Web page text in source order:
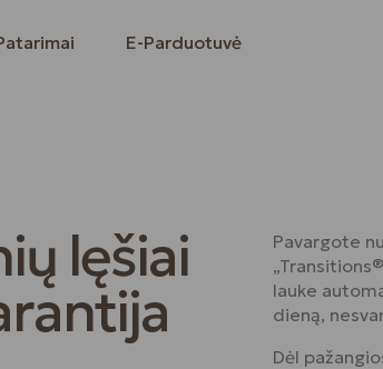
E-Parduotuvė
lęšiai
Pavargote
lauke
dieną,
Dėl